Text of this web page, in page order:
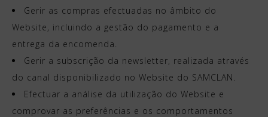
Gerir as compras efectuadas no âmbito do
Website, incluindo a gestão do pagamento e a
entrega da encomenda.
Gerir a subscrição da newsletter, realizada através
do canal disponibilizado no Website do SAMCLAN.
Efectuar a análise da utilização do Website e
comprovar as preferências e os comportamentos